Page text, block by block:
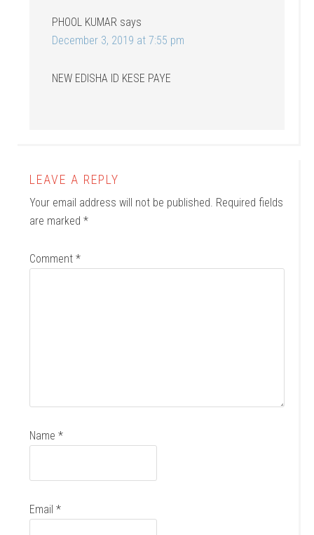
PHOOL KUMAR says
December 3, 2019 at 7:55 pm
NEW EDISHA ID KESE PAYE
LEAVE A REPLY
Your email address will not be published. Required fields
are marked*
Comment*
Name*
Email*